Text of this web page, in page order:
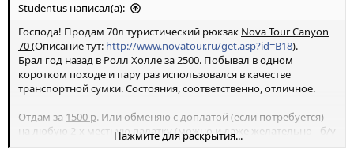
Studentus написал(а):
Господа! Продам 70л туристический рюкзак Nova Tour Canyon
70(Описание тут: http://www.novatour.ru/get.asp?id=B18).
Брал год назад в Ролл Холле за 2500. Побывал в одном
коротком походе и пару раз использовался в качестве
транспортной сумки. Состояния, соответственно, отличное.
Отдам за 1500 р. Или обменяю с доплатой (если потребуется)
на любую 2-х местную палатку (можно и даже желательно - б/у
и подешевле).
Нажмите для раскрытия...